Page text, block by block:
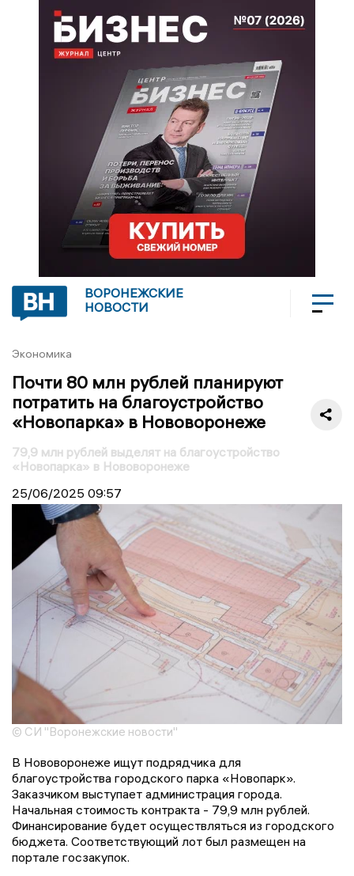
ВОРОНЕЖСКИЕ
НОВОСТИ
Экономика
Почти 80 млн рублей планируют
потратить на благоустройство
«Новопарка» в Нововоронеже
79,9 млн рублей выделят на благоустройство
«Новопарка» в Нововоронеже
25/06/2025 09:57
© СИ "Воронежские новости"
В Нововоронеже ищут подрядчика для
благоустройства городского парка «Новопарк».
Заказчиком выступает администрация города.
Начальная стоимость контракта - 79,9 млн рублей.
Финансирование будет осуществляться из городского
бюджета. Соответствующий лот был размещен на
портале госзакупок.